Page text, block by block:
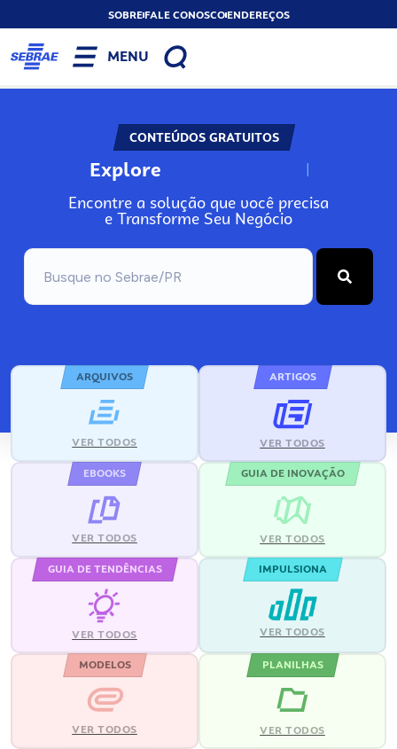
SOBREFALE CONOSCOENDEREÇOS
MENU
CONTEÚDOS GRATUITOS
Explore N
Encontre a solução que você precisa
e Transforme Seu Negócio
ARQUIVOS
VER TODOS
ARTIGOS
VER TODOS
EBOOKS
VER TODOS
GUIA DE INOVAÇÃO
VER TODOS
GUIA DE TENDÊNCIAS
VER TODOS
IMPULSIONA
VER TODOS
MODELOS
VER TODOS
PLANILHAS
VER TODOS